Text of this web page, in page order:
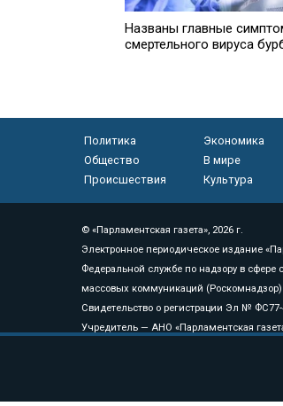
Названы главные
смертельного вируса
Политика
Экономика
Общество
В мире
Происшествия
Культура
© «Парламентская газета», 2026 г.
Электронное периодическое издание
Федеральной службе по надзору в
массовых коммуникаций (Роскомнадзор)
Свидетельство о регистрации Эл № ФС77-
Учредитель — АНО «Парламентская
Исполняющий обязанности главного
«Парламентская газета» -